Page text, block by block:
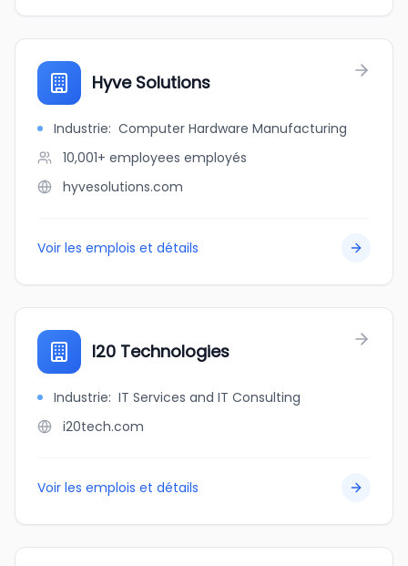
Hyve Solutions
Industrie: Computer Hardware Manufacturing
10,001+ employees employés
hyvesolutions.com
Voir les emplois et détails
I20 Technologies
Industrie: IT Services and IT Consulting
i20tech.com
Voir les emplois et détails